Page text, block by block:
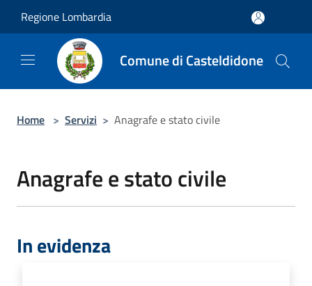
Regione Lombardia
Comune di Casteldidone
Home > Servizi > Anagrafe e stato civile
Anagrafe e stato civile
In evidenza